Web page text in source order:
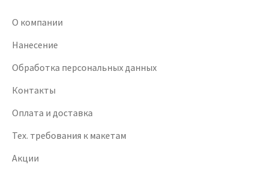
О компании
Нанесение
Обработка персональных данных
Контакты
Оплата и доставка
Тех. требования к макетам
Акции